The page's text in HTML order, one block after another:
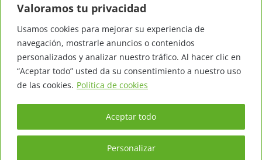
Valoramos tu privacidad
Usamos cookies para mejorar su experiencia de
navegación, mostrarle anuncios o contenidos
personalizados y analizar nuestro tráfico. Al hacer clic en
“Aceptar todo” usted da su consentimiento a nuestro uso
de las cookies. Política de cookies
Personalizar
Aceptar todo
solicitud que me envíes y ofrecerte información adicional en
futuros artículos | Legitimación: Tu consentimiento de forma
expresa | Destinatario: IRISEM, S.L. | Derechos: Tienes derecho al
acceso, rectificación, supresión, limitación, portabilidad y olvido,
para más información accede a la política de privacidad.
Acepto lapolítica de privacidad